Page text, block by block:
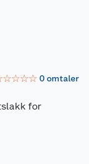
☆☆☆☆ 0omtaler
for